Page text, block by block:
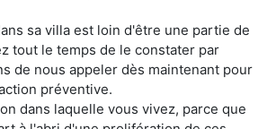
sa villa est loin d'être une partie de
tout le temps de le constater par
de nous appeler dès maintenant pour
préventive.
dans laquelle vous vivez, parce que